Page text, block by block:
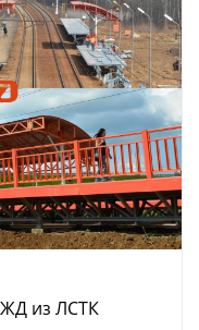
из ЛСТК